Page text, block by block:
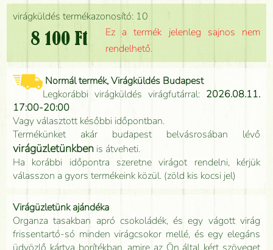
virágküldés termékazonosító: 10
8 100 Ft
Ez a termék jelenleg sajnos nem
rendelhető.
Normál termék, Virágküldés Budapest
Legkorábbi virágküldés virágfutárral: 2026.08.11.
17:00-20:00
Vagy választott későbbi időpontban.
Termékünket akár budapest belvásrosában lévő
virágüzletünkben is átveheti.
Ha korábbi időpontra szeretne virágot rendelni, kérjük
válasszon a gyors termékeink közül. (zöld kis kocsi jel)
Virágüzletünk ajándéka
Organza tasakban apró csokoládék, és egy vágott virág
frissentartó-só minden virágcsokor mellé, és egy elegáns